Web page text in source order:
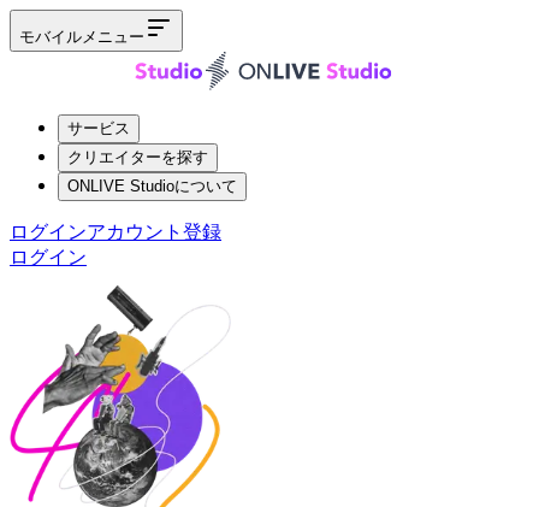
モバイルメニュー
サービス
クリエイターを探す
ONLIVE Studioについて
ログインアカウント登録
ログイン